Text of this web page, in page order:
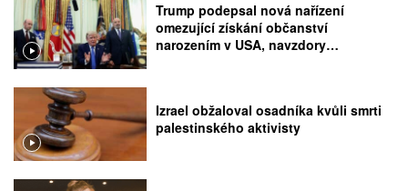
Trump podepsal nová nařízení
omezující získání občanství
narozením v USA, navzdory
Izrael obžaloval osadníka kvůli smrti
palestinského aktivisty